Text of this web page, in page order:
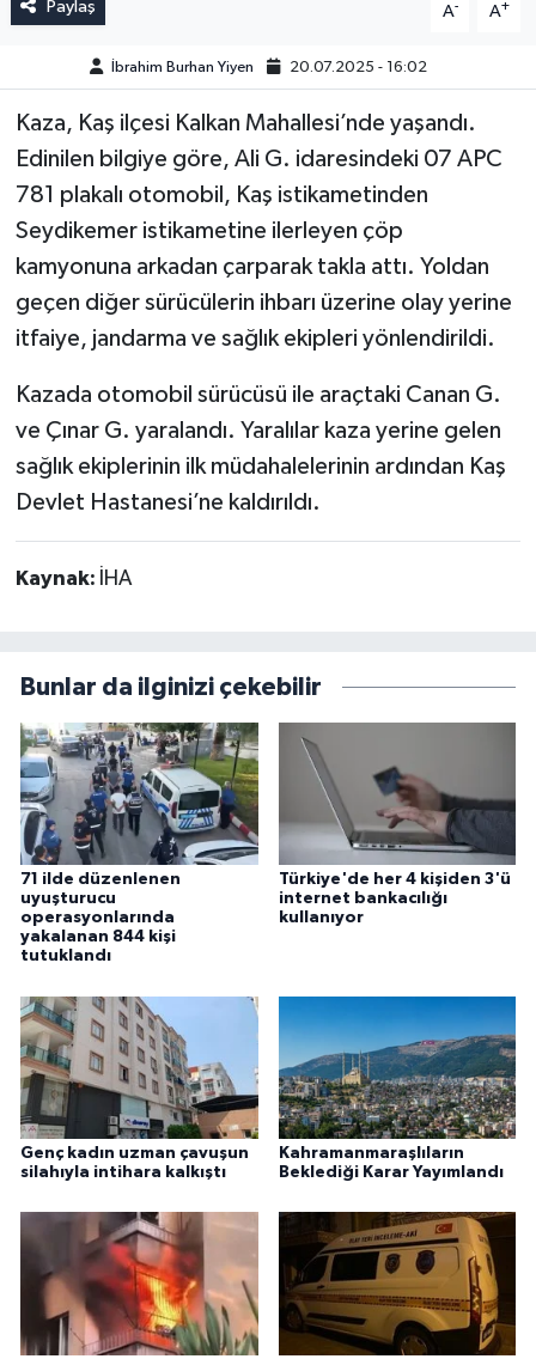
Paylaş A- A+
İbrahim Burhan Yiyen 20.07.2025 - 16:02
Kaza, Kaş ilçesi Kalkan Mahallesi’nde yaşandı.
Edinilen bilgiye göre, Ali G. idaresindeki 07 APC
781 plakalı otomobil, Kaş istikametinden
Seydikemer istikametine ilerleyen çöp
kamyonuna arkadan çarparak takla attı. Yoldan
geçen diğer sürücülerin ihbarı üzerine olay yerine
itfaiye, jandarma ve sağlık ekipleri yönlendirildi.
Kazada otomobil sürücüsü ile araçtaki Canan G.
ve Çınar G. yaralandı. Yaralılar kaza yerine gelen
sağlık ekiplerinin ilk müdahalelerinin ardından Kaş
Devlet Hastanesi’ne kaldırıldı.
Kaynak: İHA
Bunlar da ilginizi çekebilir
71 ilde düzenlenen
uyuşturucu
operasyonlarında
yakalanan 844 kişi
tutuklandı
Türkiye'de her 4 kişiden 3'ü
internet bankacılığı
kullanıyor
Genç kadın uzman çavuşun
silahıyla intihara kalkıştı
Kahramanmaraşlıların
Beklediği Karar Yayımlandı